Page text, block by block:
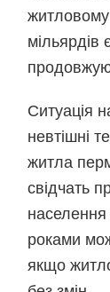
мільярдів
Ситуація
невтішні
житла
свідчать
роками
якщо